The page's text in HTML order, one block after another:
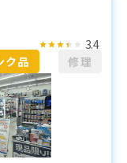
ク品 修理
3.4